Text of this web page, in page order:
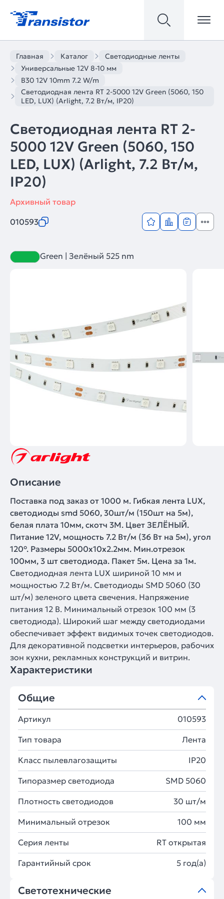
Главная Каталог
Светодиодные ленты
Универсальные 12V 8-10 мм
B30 12V 10mm 7.2 W/m
Светодиодная лента RT 2-5000 12V Green (5060, 150
LED, LUX) (Arlight, 7.2 Вт/м, IP20)
Светодиодная лента RT 2-
5000 12V Green (5060, 150
LED, LUX) (Arlight, 7.2 Вт/м,
IP20)
Архивный товар
010593
Green | Зелёный 525 nm
Описание
Поставка под заказ от 1000 м. Гибкая лента LUX,
светодиоды smd 5060, 30шт/м (150шт на 5м),
белая плата 10мм, скотч 3М. Цвет ЗЕЛЁНЫЙ.
Питание 12V, мощность 7.2 Вт/м (36 Вт на 5м), угол
120°. Размеры 5000х10x2.2мм. Мин.отрезок
100мм, 3 шт светодиода. Пакет 5м. Цена за 1м.
Светодиодная лента LUX шириной 10 мм и
мощностью 7.2 Вт/м. Светодиоды SMD 5060 (30
шт/м) зеленого цвета свечения. Напряжение
питания 12 В. Минимальный отрезок 100 мм (3
светодиода). Широкий шаг между светодиодами
обеспечивает эффект видимых точек светодиодов.
Для декоративной подсветки интерьеров, рабочих
зон кухни, рекламных конструкций и витрин.
Характеристики
Общие
Артикул 010593
Тип товара Лента
Класс пылевлагозащиты IP20
Типоразмер светодиода SMD 5060
Плотность светодиодов 30 шт/м
Минимальный отрезок 100 мм
Серия ленты RT открытая
Гарантийный срок 5 год(а)
Светотехнические